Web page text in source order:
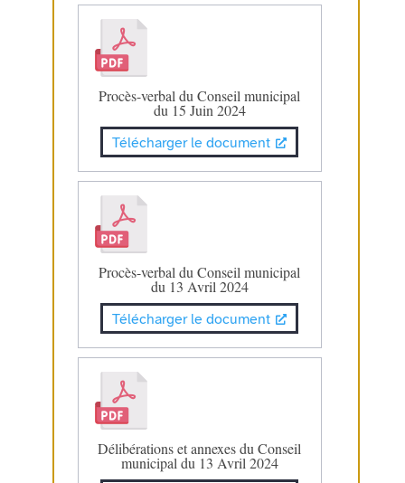
Procès-verbal du Conseil municipal
du 15 Juin 2024
Télécharger le document
Procès-verbal du Conseil municipal
du 13 Avril 2024
Télécharger le document
Délibérations et annexes du Conseil
municipal du 13 Avril 2024